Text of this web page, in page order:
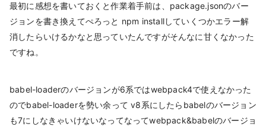
最初に感想を書いておくと作業着手前は、package.jsonのバー
ジョンを書き換えてぺろっと npm installしていくつかエラー解
消したらいけるかなと思っていたんですがそんなに甘くなかった
ですね。
babel-loaderのバージョンが6系ではwebpack4で使えなかった
のでbabel-loaderを勢い余って v8系にしたらbabelのバージョン
も7にしなきゃいけないなってなってwebpack&babelのバージョ